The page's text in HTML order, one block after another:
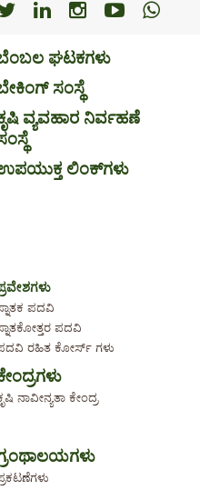
Facebook
Facebook
Facebook
ಘಟಕಗಳು
ಸಂಸ್ಥೆ
ವ್ಯವಹಾರ ನಿರ್ವಹಣೆ
ಲಿಂಕ್‌ಗಳು
ಪದವಿ
ಪದವಿ
ರಹಿತ ಕೋರ್ಸ್ ಗಳು
ನಾವೀನ್ಯತಾ ಕೇಂದ್ರ